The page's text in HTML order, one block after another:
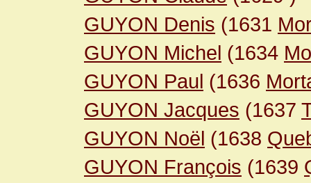
GUYON Denis (1631
GUYON Michel (1634
GUYON Paul (1636
GUYON Jacques (1637
GUYON Noël (1638
GUYON François (1639